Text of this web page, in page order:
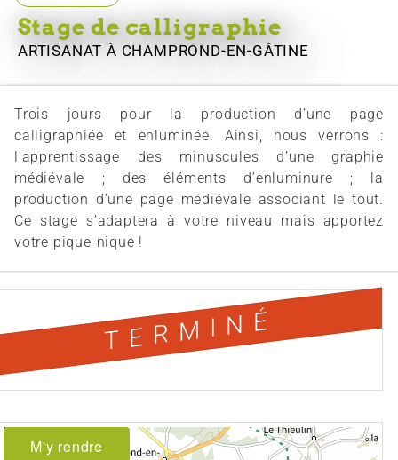
Stage de calligraphie
ARTISANATÀ CHAMPROND-EN-GÂTINE
Trois jours pour la production d’une page
calligraphiée et enluminée. Ainsi, nous verrons :
l'apprentissage des minuscules d’une graphie
médiévale ; des éléments d’enluminure ; la
production d’une page médiévale associant le tout.
Ce stage s’adaptera à votre niveau mais apportez
votre pique-nique !
TERMINÉ
M'y rendre